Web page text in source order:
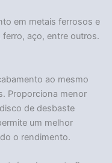
em metais ferrosos e
aço, entre outros.
ao mesmo
Proporciona menor
de desbaste
um melhor
o rendimento.